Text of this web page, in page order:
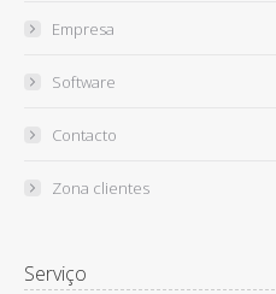
Empresa
Software
Contacto
Zona clientes
Serviço